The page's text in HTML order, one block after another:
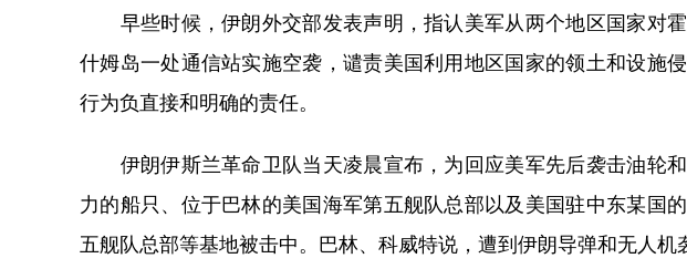
早些时候，伊朗外交部发表声明，指认美军从两个地区国家对
什姆岛一处通信站实施空袭，谴责美国利用地区国家的领土和设施
行为负直接和明确的责任。
伊朗伊斯兰革命卫队当天凌晨宣布，为回应美军先后袭击油轮
力的船只、位于巴林的美国海军第五舰队总部以及美国驻中东某国
五舰队总部等基地被击中。巴林、科威特说，遭到伊朗导弹和无人机